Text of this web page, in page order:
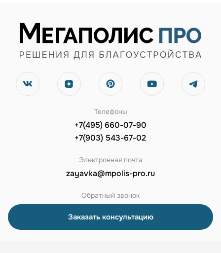
Телефоны
+7(495) 660-07-90
+7(903) 543-67-02
Электронная почта
zayavka@mpolis-pro.ru
Обратный звонок
Заказать консультацию